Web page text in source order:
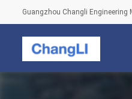
Guangzhou Changli Engineering